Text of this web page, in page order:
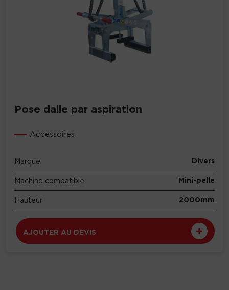
Pose dalle par aspiration
Accessoires
Marque Divers
Machine compatible Mini-pelle
Hauteur 2000mm
AJOUTER AU DEVIS